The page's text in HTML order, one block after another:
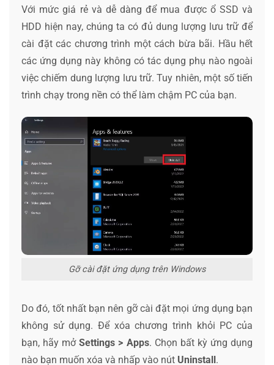
Với mức giá rẻ và dễ dàng để mua được ổ SSD và
HDD hiện nay, chúng ta có đủ dung lượng lưu trữ để
cài đặt các chương trình một cách bừa bãi. Hầu hết
các ứng dụng này không có tác dụng phụ nào ngoài
việc chiếm dung lượng lưu trữ. Tuy nhiên, một số tiến
trình chạy trong nền có thể làm chậm PC của bạn.
Gỡ cài đặt ứng dụng trên Windows
Do đó, tốt nhất bạn nên gỡ cài đặt mọi ứng dụng bạn
không sử dụng. Để xóa chương trình khỏi PC của
bạn, hãy mởSettings > Apps. Chọn bất kỳ ứng dụng
nào bạn muốn xóa và nhấp vào nút Uninstall.